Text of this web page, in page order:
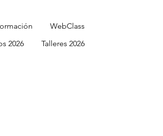
WebClass
2026 Talleres 2026